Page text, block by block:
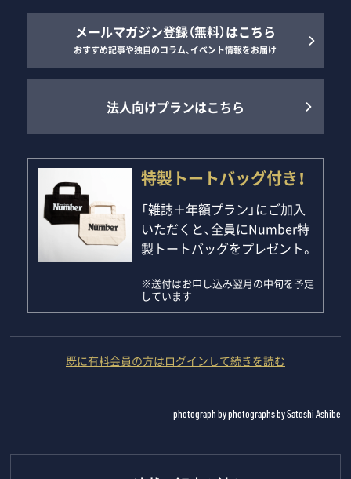
メールマガジン登録（無料）はこちら
おすすめ記事や独自のコラム、イベント情報をお届け
法人向けプランはこちら
特製トートバッグ付き！
「雑誌＋年額プラン」にご加入
いただくと、全員にNumber特
製トートバッグをプレゼント。
※送付はお申し込み翌月の中旬を予定
しています
既に有料会員の方はログインして続きを読む
photograph by photographs by Satoshi Ashibe